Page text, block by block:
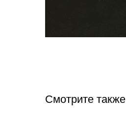
Смотрите также